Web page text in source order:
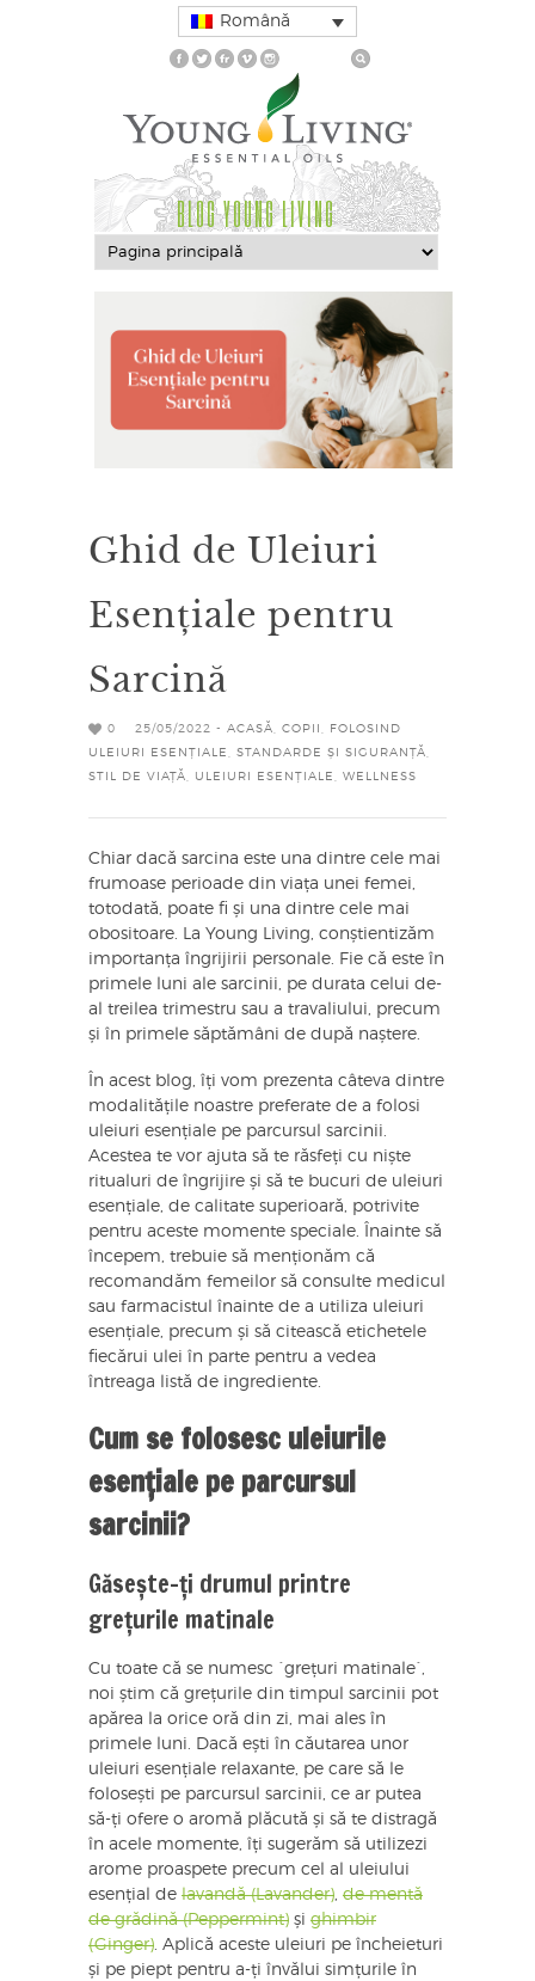
Română
BLOG YOUNG LIVING
Ghid de Uleiuri
Esențiale pentru
Sarcină
0 25/05/2022 - ACASĂ COPII
FOLOSIND
ULEIURI ESENȚIALE
STANDARDE ȘI SIGURANȚĂ
STIL DE VIAȚĂ
ULEIURI ESENȚIALE WELLNESS
Chiar dacă sarcina este una dintre cele mai
frumoase perioade din viața unei femei,
totodată, poate fi și una dintre cele mai
obositoare. La Young Living, conștientizăm
importanța îngrijirii personale. Fie că este în
primele luni ale sarcinii, pe durata celui de-
al treilea trimestru sau a travaliului, precum
și în primele săptămâni de după naștere.
În acest blog, îți vom prezenta câteva dintre
modalitățile noastre preferate de a folosi
uleiuri esențiale pe parcursul sarcinii.
Acestea te vor ajuta să te răsfeți cu niște
ritualuri de îngrijire și să te bucuri de uleiuri
esențiale, de calitate superioară, potrivite
pentru aceste momente speciale. Înainte să
începem, trebuie să menționăm că
recomandăm femeilor să consulte medicul
sau farmacistul înainte de a utiliza uleiuri
esențiale, precum și să citească etichetele
fiecărui ulei în parte pentru a vedea
întreaga listă de ingrediente.
Cum se folosesc uleiurile
esențiale pe parcursul
sarcinii?
Găsește-ți drumul printre
grețurile matinale
Cu toate că se numesc `grețuri matinale`,
noi știm că grețurile din timpul sarcinii pot
apărea la orice oră din zi, mai ales în
primele luni. Dacă ești în căutarea unor
uleiuri esențiale relaxante, pe care să le
folosești pe parcursul sarcinii, ce ar putea
să-ți ofere o aromă plăcută și să te distragă
în acele momente, îți sugerăm să utilizezi
arome proaspete precum cel al uleiului
esențial de lavandă (Lavander) de mentă
de grădină (Peppermint) și ghimbir
(Ginger) . Aplică aceste uleiuri pe încheieturi
și pe piept pentru a-ți învălui simțurile în